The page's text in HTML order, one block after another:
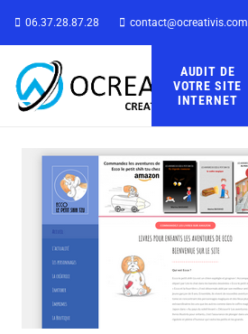
06.37.28.87.28 contact@ocreativis.com
AUDIT DE
VOTRE SITE
INTERNET